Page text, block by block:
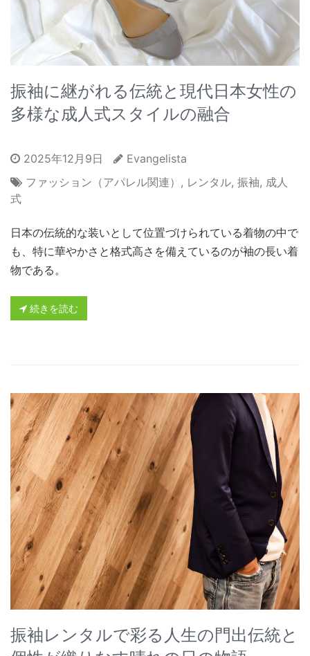
振袖に継がれる伝統と現代日本女性の
多様な成人式スタイルの融合
2025年12月9日
Evangelista
ファッション（アパレル関連） , レンタル, 振袖, 成人
式
日本の伝統的な装いとして位置づけられている着物の中で
も、特に華やかさと格式高さを備えているのが袖の長い着
物である。
続きを読む
振袖レンタルで彩る人生の門出伝統と